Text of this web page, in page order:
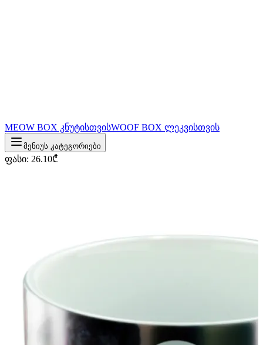
MEOW BOX კნუტისთვისWOOF BOX ლეკვისთვის
მენიუს კატეგორიები
ფასი: 26.10₾